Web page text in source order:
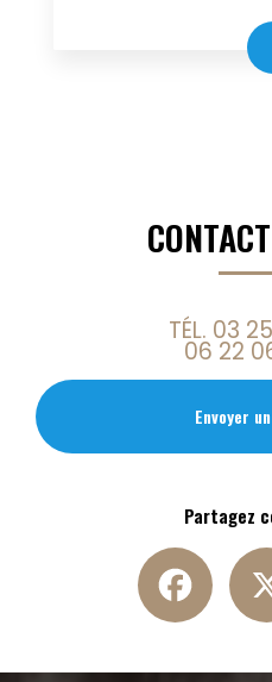
TÉL. 03
06 22
Envoyer
Partagez